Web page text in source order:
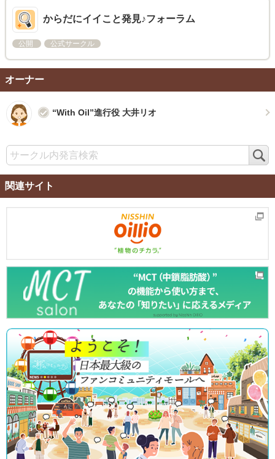
からだにイイこと発見♪フォーラム
公開 公式サークル
オーナー
“With Oil”進行役 大井リオ
関連サイト